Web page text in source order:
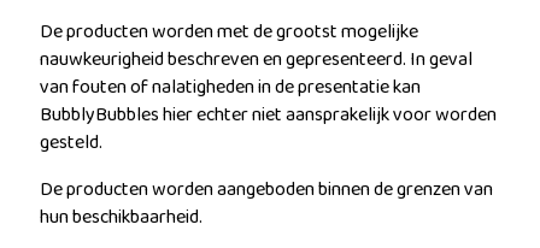
De producten worden met de grootst mogelijke
nauwkeurigheid beschreven en gepresenteerd. In geval
van fouten of nalatigheden in de presentatie kan
BubblyBubbles hier echter niet aansprakelijk voor worden
gesteld.
De producten worden aangeboden binnen de grenzen van
hun beschikbaarheid.